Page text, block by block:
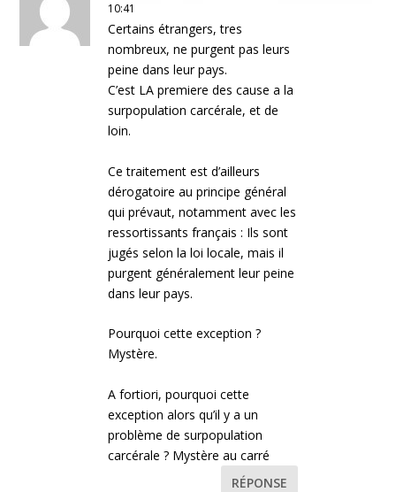
10:41
Certains étrangers, tres
nombreux, ne purgent pas leurs
peine dans leur pays.
C’est LA premiere des cause a la
surpopulation carcérale, et de
loin.
Ce traitement est d’ailleurs
dérogatoire au principe général
qui prévaut, notamment avec les
ressortissants français : Ils sont
jugés selon la loi locale, mais il
purgent généralement leur peine
dans leur pays.
Pourquoi cette exception ?
Mystère.
A fortiori, pourquoi cette
exception alors qu’il y a un
problème de surpopulation
carcérale ? Mystère au carré
RÉPONSE